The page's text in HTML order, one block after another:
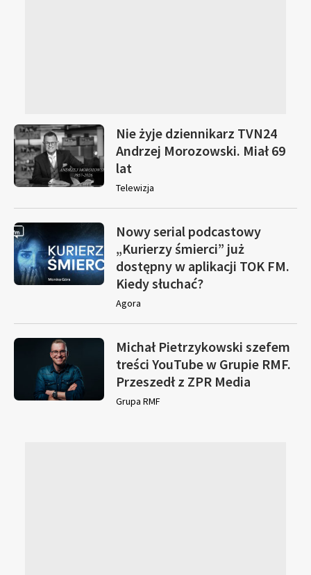
Nie żyje dziennikarz TVN24
Andrzej Morozowski. Miał 69
lat
Telewizja
Nowy serial podcastowy
„Kurierzy śmierci” już
dostępny w aplikacji TOK FM.
Kiedy słuchać?
Agora
Michał Pietrzykowski szefem
treści YouTube w Grupie RMF.
Przeszedł z ZPR Media
Grupa RMF